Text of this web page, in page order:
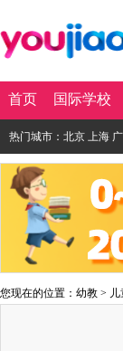
首页 国际学校
热门城市： 北京 上海
您现在的位置： 幼教 >